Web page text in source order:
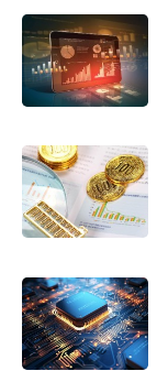
中企业需求
，中国词元
阶段：2024
到约53.2百
年复合年增